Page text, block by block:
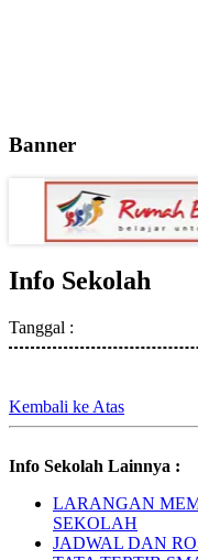
Banner
Info Sekolah
Tanggal :
Kembali ke Atas
Info Sekolah Lainnya :
LARANGAN
SEKOLAH
JADWAL DAN